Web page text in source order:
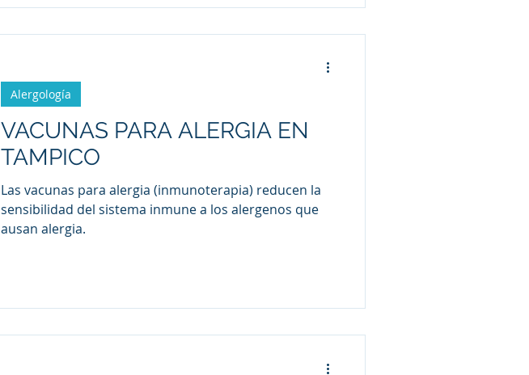
VACUNAS PARA ALERGIA EN
TAMPICO
Las vacunas para alergia (inmunoterapia) reducen la
sensibilidad del sistema inmune a los alergenos que
ausan alergia.
Alergología